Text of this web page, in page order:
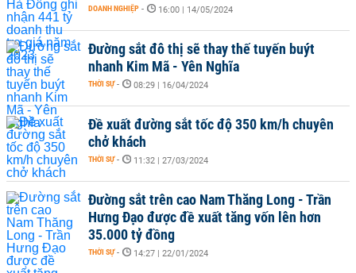
DOANH NGHIỆP - 16:00 | 14/05/2024
Đường sắt đô thị sẽ thay thế tuyến buýt
nhanh Kim Mã - Yên Nghĩa
THỜI SỰ - 08:29 | 16/04/2024
Đề xuất đường sắt tốc độ 350 km/h chuyên
chở khách
THỜI SỰ - 11:32 | 27/03/2024
Đường sắt trên cao Nam Thăng Long - Trần
Hưng Đạo được đề xuất tăng vốn lên hơn
35.000 tỷ đồng
THỜI SỰ - 14:27 | 22/01/2024